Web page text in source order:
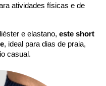
atividades físicas e de
e elastano, este short
, ideal para dias de praia,
casual.